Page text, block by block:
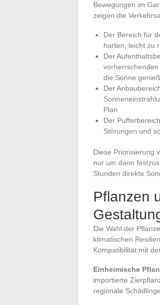
Bewegungen im
zeigen die
Der Bereich für
harten, leicht zu
Der
die Sonne
Der
Plan
Der
Störungen und
Diese Priorisierung
nur um dann
Stunden direkte
Pflanzen
Die Wahl der
klimatischen
Kompatibilität mit
Einheimische
importierte
regionale